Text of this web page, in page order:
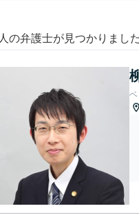
人の弁護士が見つかりました